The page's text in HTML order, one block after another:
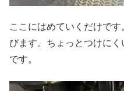
ここにはめていくだけで
びます。ちょっとつけに
です。